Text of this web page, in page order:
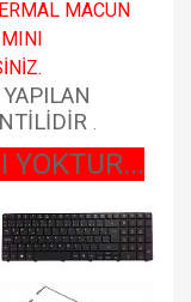
MACUN
YOKTUR...